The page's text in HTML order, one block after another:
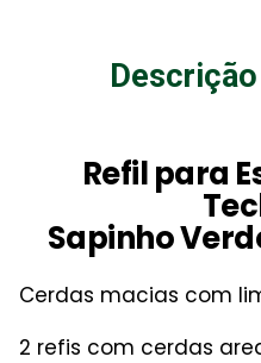
Refil para
Sapinho
Cerdas macias com
2 refis com cerdas